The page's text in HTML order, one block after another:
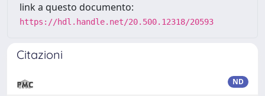
link a questo documento:
https://hdl.handle.net/20.500.12318/20593
Citazioni
ND